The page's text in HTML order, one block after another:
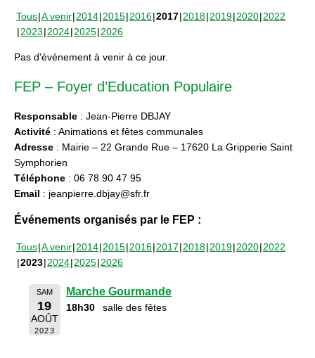
Tous A venir 2014 2015 2016 2017 2018 2019 2020 2022
2023 2024 2025 2026
Pas d'événement à venir à ce jour.
FEP – Foyer d’Education Populaire
Responsable : Jean-Pierre DBJAY
Activité : Animations et fêtes communales
Adresse : Mairie – 22 Grande Rue – 17620 La Gripperie Saint
Symphorien
Téléphone : 06 78 90 47 95
Email : jeanpierre.dbjay@sfr.fr
Événements organisés par le FEP :
Tous A venir 2014 2015 2016 2017 2018 2019 2020 2022
2023 2024 2025 2026
SAM
19
AOÛT
2023
Marche Gourmande
18h30 salle des fêtes